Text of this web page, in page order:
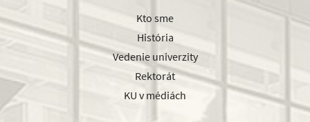
Kto sme
História
Vedenie univerzity
Rektorát
KU v médiách